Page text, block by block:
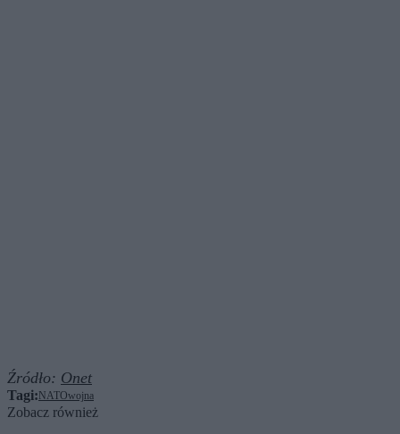
Źródło: Onet
Tagi: NATOwojna
Zobacz również